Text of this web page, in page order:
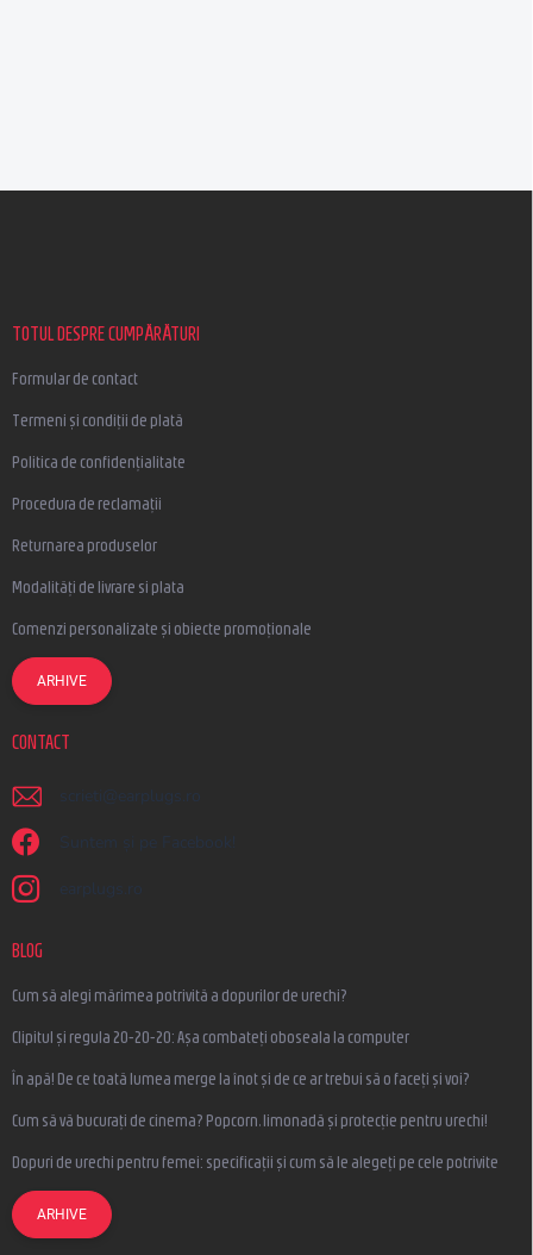
TOTUL DESPRE CUMPĂRĂTURI
Formular de contact
Termeni și condiții de plată
Politica de confidențialitate
Procedura de reclamații
Returnarea produselor
Modalități de livrare si plata
Comenzi personalizate și obiecte promoționale
ARHIVE
CONTACT
scrieti @ earplugs.ro
Suntem și pe Facebook!
earplugs.ro
BLOG
Cum să alegi mărimea potrivită a dopurilor de urechi?
Clipitul și regula 20-20-20: Așa combateți oboseala la computer
În apă! De ce toată lumea merge la înot și de ce ar trebui să o faceți și voi?
Cum să vă bucurați de cinema? Popcorn, limonadă și protecție pentru urechi!
Dopuri de urechi pentru femei: specificații și cum să le alegeți pe cele potrivite
ARHIVE